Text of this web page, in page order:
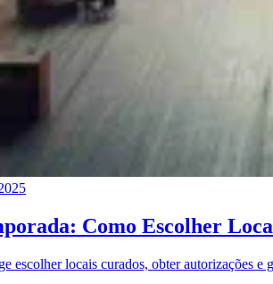
Como Escolher
escolher locais curados, obter autorizações